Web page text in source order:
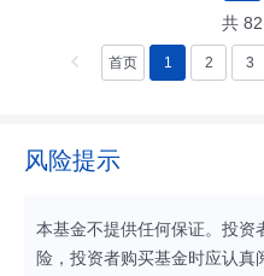
共 82
首页 1 2 3
风险提示
本基金不提供任何保证。投资
险，投资者购买基金时应认